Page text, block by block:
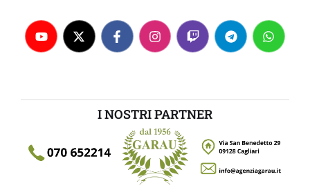
I NOSTRI PARTNER